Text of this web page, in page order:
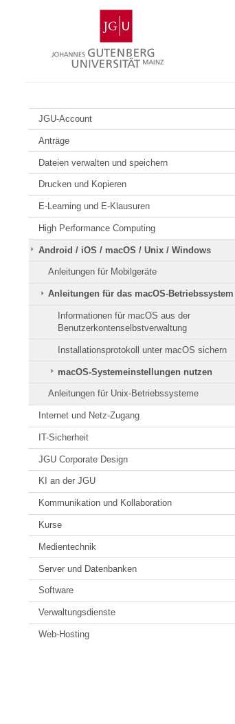
Gutenberg-
Universität
Mainz
JGU-Account
Anträge
Dateien verwalten und speichern
Drucken und Kopieren
E-Learning und E-Klausuren
High Performance Computing
Android / iOS / macOS / Unix / Windows
Anleitungen für Mobilgeräte
Anleitungen für das macOS-Betriebssystem
Informationen für macOS aus der
Benutzerkontenselbstverwaltung
Installationsprotokoll unter macOS sichern
macOS-Systemeinstellungen nutzen
Anleitungen für Unix-Betriebssysteme
Internet und Netz-Zugang
IT-Sicherheit
JGU Corporate Design
KI an der JGU
Kommunikation und Kollaboration
Kurse
Medientechnik
Server und Datenbanken
Software
Verwaltungsdienste
Web-Hosting